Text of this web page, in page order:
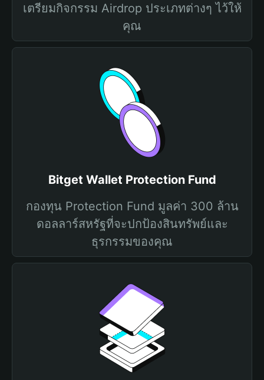
เตรียมกิจกรรม Airdrop ประเภทต่างๆ ไว้ให้
คุณ
Bitget Wallet Protection Fund
กองทุน Protection Fund มูลค่า 300 ล้าน
ดอลลาร์สหรัฐที่จะปกป้องสินทรัพย์และ
ธุรกรรมของคุณ